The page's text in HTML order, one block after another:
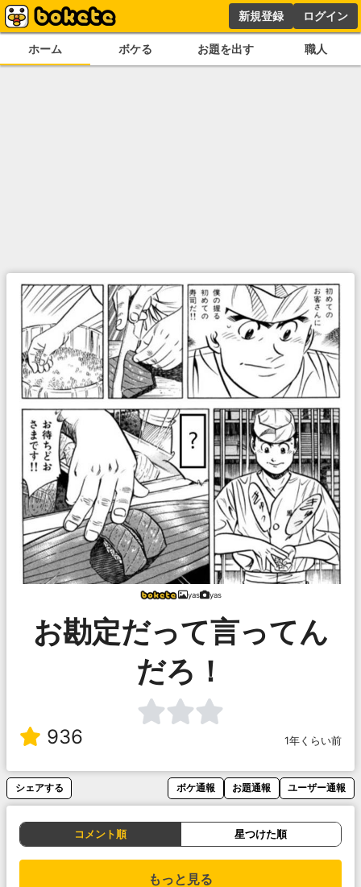
新規登録 ログイン
ホーム ボケる お題を出す 職人
yas yas
お勘定だって言ってん
だろ！
936 1年くらい前
シェアする ボケ通報 お題通報 ユーザー通報
コメント順 星つけた順
もっと見る